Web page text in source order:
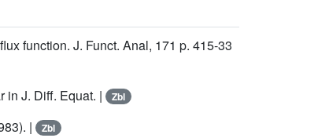
function. J. Funct. Anal, 171 p. 415-33
in J. Diff. Equat. | Zbl
| Zbl